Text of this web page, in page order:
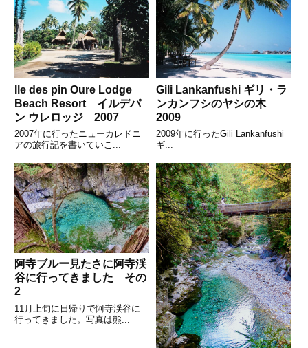
Ile des pin Oure Lodge
Beach Resort イルデパ
ン ウレロッジ 2007
2007年に行ったニューカレドニ
アの旅行記を書いていこ...
Gili Lankanfushi ギリ・ラ
ンカンフシのヤシの木
2009
2009年に行ったGili Lankanfushi
ギ...
阿寺ブルー見たさに阿寺渓
谷に行ってきました その
2
11月上旬に日帰りで阿寺渓谷に
行ってきました。写真は熊...